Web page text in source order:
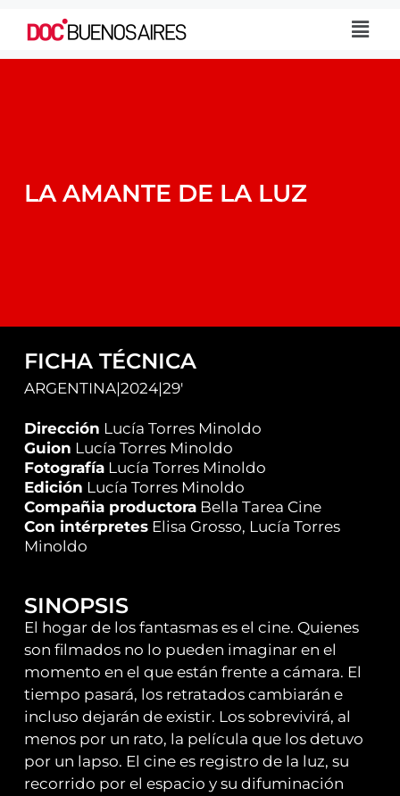
LA AMANTE DE LA LUZ
FICHA TÉCNICA
ARGENTINA|2024|29'
Dirección Lucía Torres Minoldo
Guion Lucía Torres Minoldo
Fotografía Lucía Torres Minoldo
Edición Lucía Torres Minoldo
Compañia productora Bella Tarea Cine
Con intérpretes Elisa Grosso, Lucía Torres
Minoldo
SINOPSIS
El hogar de los fantasmas es el cine. Quienes
son filmados no lo pueden imaginar en el
momento en el que están frente a cámara. El
tiempo pasará, los retratados cambiarán e
incluso dejarán de existir. Los sobrevivirá, al
menos por un rato, la película que los detuvo
por un lapso. El cine es registro de la luz, su
recorrido por el espacio y su difuminación